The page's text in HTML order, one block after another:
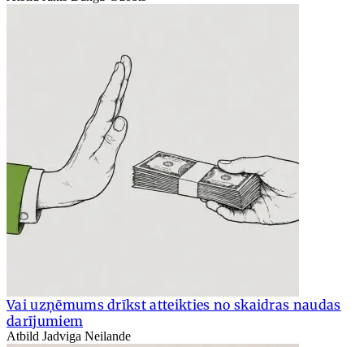
Vai uzņēmums drīkst atteikties no skaidras naudas
darījumiem
Atbild Jadviga Neilande